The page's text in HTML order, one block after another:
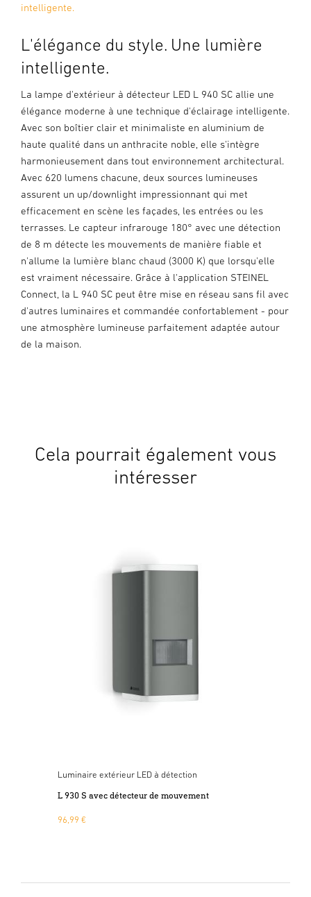
intelligente.
L'élégance du style. Une lumière
intelligente.
La lampe d'extérieur à détecteur LED L 940 SC allie une
élégance moderne à une technique d'éclairage intelligente.
Avec son boîtier clair et minimaliste en aluminium de
haute qualité dans un anthracite noble, elle s'intègre
harmonieusement dans tout environnement architectural.
Avec 620 lumens chacune, deux sources lumineuses
assurent un up/downlight impressionnant qui met
efficacement en scène les façades, les entrées ou les
terrasses. Le capteur infrarouge 180° avec une détection
de 8 m détecte les mouvements de manière fiable et
n'allume la lumière blanc chaud (3000 K) que lorsqu'elle
est vraiment nécessaire. Grâce à l'application STEINEL
Connect, la L 940 SC peut être mise en réseau sans fil avec
d'autres luminaires et commandée confortablement - pour
une atmosphère lumineuse parfaitement adaptée autour
de la maison.
Cela pourrait également vous
intéresser
Luminaire extérieur LED à détection
L 930 S avec détecteur de mouvement
96,99 €